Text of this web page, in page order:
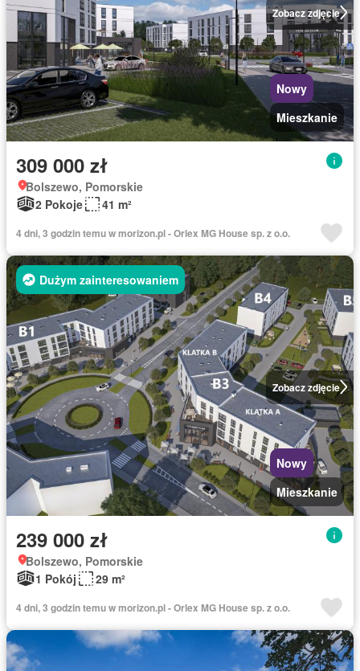
Zobacz zdjęcie
Nowy
Mieszkanie
309 000 zł
Bolszewo, Pomorskie
2 Pokoje
41 m²
4 dni, 3 godzin temu w morizon.pl - Orlex MG House sp. z o.o.
Zobacz zdjęcie
Dużym zainteresowaniem
Nowy
Mieszkanie
239 000 zł
Bolszewo, Pomorskie
1 Pokój
29 m²
4 dni, 3 godzin temu w morizon.pl - Orlex MG House sp. z o.o.